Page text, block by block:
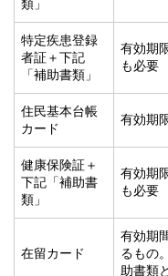
類」
特定疾患登録
者証＋下記
「補助書類」
有効期
も必要
住民基本台帳
カード
有効期
健康保険証＋
下記「補助書
類」
有効期
も必要
在留カード
有効期
るもの
助書類